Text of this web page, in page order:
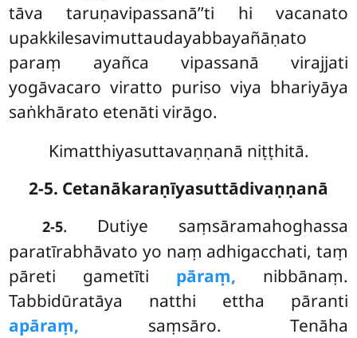
tāva taruṇavipassanā’’ti hi vacanato
upakkilesavimuttaudayabbayañāṇato
paraṃ ayañca vipassanā virajjati
yogāvacaro viratto puriso viya bhariyāya
saṅkhārato etenāti virāgo.
Kimatthiyasuttavaṇṇanā niṭṭhitā.
2-5. Cetanākaraṇīyasuttādivaṇṇanā
2-5. Dutiye saṃsāramahoghassa
paratīrabhāvato yo naṃ adhigacchati, taṃ
pāreti gametīti pāraṃ, nibbānaṃ.
Tabbidūratāya natthi ettha pāranti
apāraṃ, saṃsāro. Tenāha